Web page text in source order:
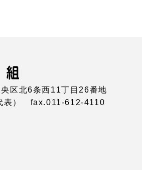
区北6条西11丁目26番地
表） fax.011-612-4110